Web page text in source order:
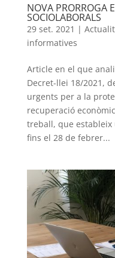
NOVA PRORROGA
SOCIOLABORALS
29 set. 2021 |
informatives
Article en el que
Decret-llei 18/2021,
urgents per a la
recuperació
treball, que estableix
fins el 28 de febrer...